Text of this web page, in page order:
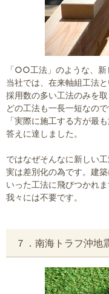
「○○工法」のような、新
当社では、在来軸組工法
採用数の多い工法のみを取
どの工法も一長一短なの
「実際に施工する方が最
答えに達しました。
ではなぜそんなに新しい
実は差別化の為です。建
いった工法に飛びつかれま
我々には不要です。
７．南海トラフ沖地